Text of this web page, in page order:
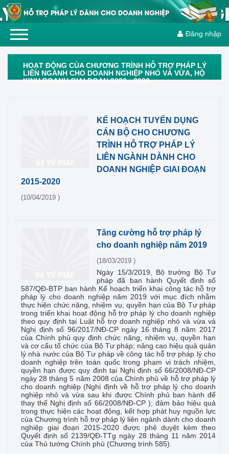
Đăng nhập
HOẠT ĐỘNG CỦA CHƯƠNG TRÌNH HỖ TRỢ PHÁP LÝ
LIÊN NGÀNH CHO DOANH NGHIỆP NHỎ VÀ VỪA, HỘ
KINH DOANH GIAI ĐOẠN 2026 - 2030
KẾ HOẠCH TUYỂN DỤNG
CÁN BỘ CHO CHƯƠNG
TRÌNH HỖ TRỢ PHÁP LÝ
LIÊN NGÀNH DÀNH CHO
DOANH NGHIỆP GIAI ĐOẠN
2015-2020
(10/04/2019 )
Tăng cường hỗ trợ pháp lý
cho doanh nghiệp năm 2019
(18/03/2019 )
Ngày 15/3/2019, Bộ trưởng Bộ Tư
pháp đã ban hành Quyết định số
587/QĐ-BTP ban hành Kế hoạch triển khai công tác hỗ trợ
pháp lý cho doanh nghiệp năm 2019 với mục đích nhằm
thực hiện chức năng, nhiệm vụ, quyền hạn của Bộ Tư pháp
trong triển khai hoạt động hỗ trợ pháp lý cho doanh nghiệp
theo quy định tại Luật hỗ trợ doanh nghiệp nhỏ và vừa và
Nghị định số 96/2017/NĐ-CP ngày 16 tháng 8 năm 2017
của Chính phủ quy định chức năng, nhiệm vụ, quyền hạn
và cơ cấu tổ chức của Bộ Tư pháp; nâng cao hiệu quả quản
lý nhà nước của Bộ Tư pháp về công tác hỗ trợ pháp lý cho
doanh nghiệp trên toàn quốc trong phạm vi trách nhiệm,
quyền hạn được quy định tại Nghị định số 66/2008/NĐ-CP
ngày 28 tháng 5 năm 2008 của Chính phủ về hỗ trợ pháp lý
cho doanh nghiệp (Nghị định về hỗ trợ pháp lý cho doanh
nghiệp nhỏ và vừa sau khi được Chính phủ ban hành để
thay thế Nghị định số 66/2008/NĐ-CP ); đảm bảo hiệu quả
trong thực hiện các hoạt động, kết hợp phát huy nguồn lực
của Chương trình hỗ trợ pháp lý liên ngành dành cho doanh
nghiệp giai đoạn 2015-2020 được phê duyệt kèm theo
Quyết định số 2139/QĐ-TTg ngày 28 tháng 11 năm 2014
của Thủ tướng Chính phủ (Chương trình 585).